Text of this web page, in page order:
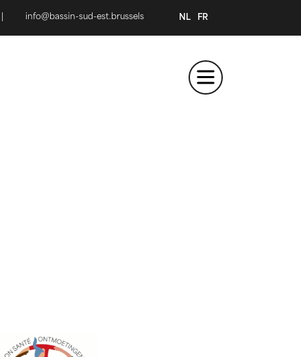
info@bassin-sud-est.brussels NL FR